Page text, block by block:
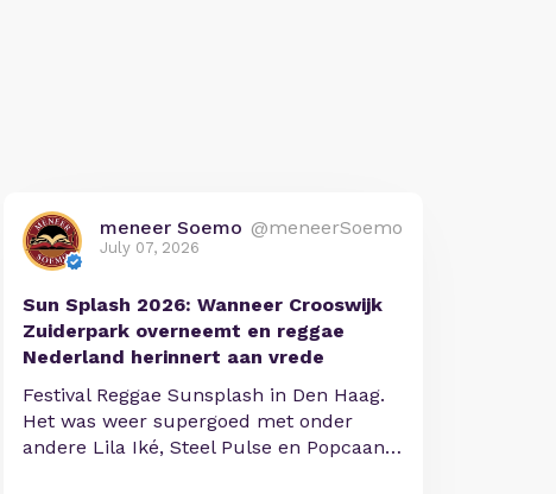
meneer Soemo @meneerSoemo
July 07, 2026
Sun Splash 2026: Wanneer Crooswijk
Zuiderpark overneemt en reggae
Nederland herinnert aan vrede
Festival Reggae Sunsplash in Den Haag.
Het was weer supergoed met onder
andere Lila Iké, Steel Pulse en Popcaan…